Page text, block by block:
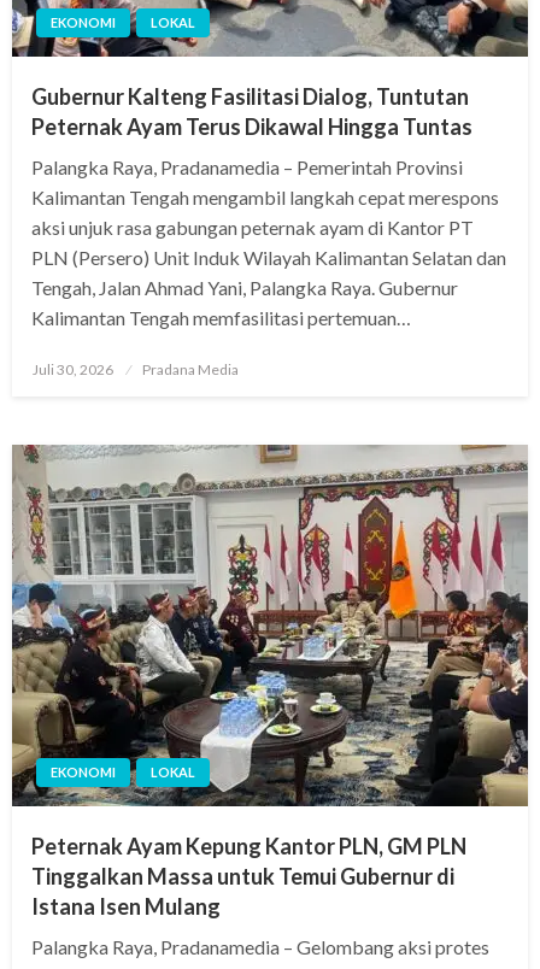
EKONOMI LOKAL
Gubernur Kalteng Fasilitasi Dialog, Tuntutan
Peternak Ayam Terus Dikawal Hingga Tuntas
Palangka Raya, Pradanamedia – Pemerintah Provinsi
Kalimantan Tengah mengambil langkah cepat merespons
aksi unjuk rasa gabungan peternak ayam di Kantor PT
PLN (Persero) Unit Induk Wilayah Kalimantan Selatan dan
Tengah, Jalan Ahmad Yani, Palangka Raya. Gubernur
Kalimantan Tengah memfasilitasi pertemuan…
Juli 30, 2026 Pradana Media
EKONOMI LOKAL
Peternak Ayam Kepung Kantor PLN, GM PLN
Tinggalkan Massa untuk Temui Gubernur di
Istana Isen Mulang
Palangka Raya, Pradanamedia – Gelombang aksi protes